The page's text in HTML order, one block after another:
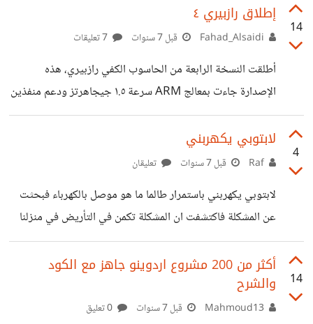
المستمر-بلا-فرش/ https://suar.me/Q0nop
14
إطلاق رازبيري ٤
قبل 7 سنوات
أطلقت النسخة الرابعة من الحاسوب الكفي رازبيري، هذه
الإصدارة جاءت بمعالج ARM سرعة ١.٥ جيجاهرتز ودعم منفذين
HDMI بقدرة عرض 4K ومنفذ خاص بالشبكات ومنفذين
4
لابتوبي يكهربني
قبل 7 سنوات تعليقان
لابتوبي يكهربني باستمرار طالما ما هو موصل بالكهرباء فبحثت
عن المشكلة فاكتشفت ان المشكلة تكمن في التأريض في منزلنا
فهل من حل لأوقف هذا التكهرب باللابتوب فأنا اجلس ساعات
طويلة عليه فأكيد هذا يضرني
14
أكثر من 200 مشروع اردوينو جاهز مع الكود
والشرح
قبل 7 سنوات